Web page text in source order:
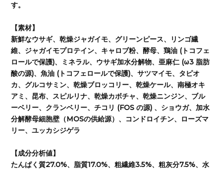
す。
【素材】
新鮮なウサギ、乾燥ジャガイモ、グリーンピース、リンゴ繊
維、ジャガイモプロテイン、キャロブ粉、酵母、鶏油 (トコフェ
ロールで保護)、ミネラル、ウサギ加水分解物、亜麻仁 (ω3 脂肪
酸の源)、魚油 (トコフェロールで保護)、サツマイモ、タピオ
カ、グルコサミン、乾燥ブロッコリー、乾燥ケール、南極オキ
アミ、昆布、スピルリナ、乾燥カボチャ、乾燥ニンジン、ブル
ーベリー、クランベリー、チコリ (FOS の源) 、ショウガ、加水
分解酵母細胞壁（MOSの供給源）、コンドロイチン、ローズマ
リー、ユッカシジゲラ
【成分分析値】
たんぱく質27.0%、脂質17.0%、粗繊維3.5%、粗灰分7.5%、水